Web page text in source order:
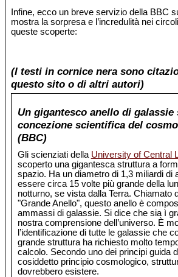
Infine, ecco un breve servizio della BBC
mostra la sorpresa e l’incredulità nei
queste scoperte:
(I testi in cornice nera sono
questo sito o di altri autori)
Un gigantesco anello di galassie
concezione scientifica del
(BBC)
Gli scienziati della University of Central
scoperto una gigantesca struttura a
spazio. Ha un diametro di 1,3 miliardi di
essere circa 15 volte più grande della
notturno, se vista dalla Terra. Chiamato
"Grande Anello", questo anello è
ammassi di galassie. Si dice che sia ì
nostra comprensione dell’universo. È
l’identificazione di tutte le galassie che
grande struttura ha richiesto molto
calcolo. Secondo uno dei principi guida
cosiddetto principio cosmologico,
dovrebbero esistere.